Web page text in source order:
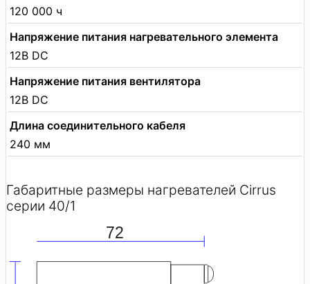
120 000 ч
Напряжение питания нагревательного элемента
12В DC
Напряжение питания вентилятора
12В DC
Длина соединительного кабеля
240 мм
Габаритные размеры нагревателей Cirrus
серии 40/1
72